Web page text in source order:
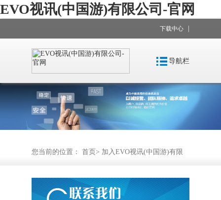
EVO视讯(中国游)有限公司-官网
下载中心
导航栏
您当前的位置： 首页 > 加入EVO视讯(中国游)有限
公司-官网